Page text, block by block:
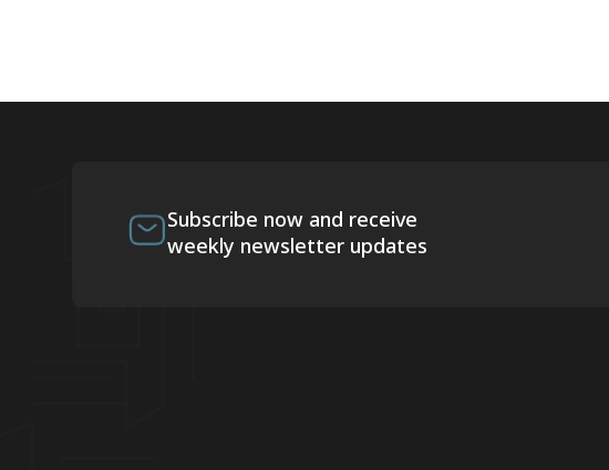
Subscribe now and receive
weekly newsletter updates